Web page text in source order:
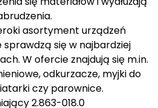
asortyment urządzeń
się w najbardziej
W ofercie znajdują się m.in.
odkurzacze, myjki do
czy parownice.
2.863-018.0